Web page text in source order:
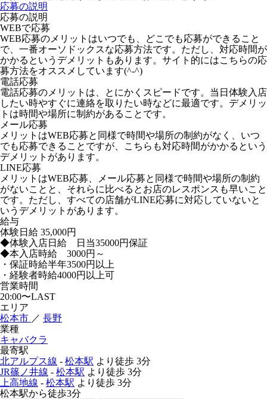
応募の説明
応募の説明
WEBで応募
WEB応募のメリットはいつでも、どこでも応募ができること
で、一番オーソドックスな応募方法です。ただし、対応時間が
かかるというデメリットもあります。サイト的にはこちらの応
募方法をオススメしています(^-^)
電話応募
電話応募のメリットは、とにかくスピードです。当日体験入店
したい時やすぐに連絡を取りたい時などに最適です。デメリッ
トは時間や場所に制約があることです。
メール応募
メリットはWEB応募と同様で時間や場所の制約がなく、いつ
でも応募できることですが、こちらも対応時間がかかるという
デメリットがあります。
LINE応募
メリットはWEB応募、メール応募と同様で時間や場所の制約
がないことと、それらに比べるとお店のレスポンスも早いこと
です。ただし、すべての店舗がLINE応募に対応していないと
いうデメリットがあります。
給与
体験日給 35,000円
◆体験入店日給 日当35000円保証
◆本入店時給 3000円～
・保証時給半年3500円以上
・経験者時給4000円以上可
営業時間
20:00〜LAST
エリア
松本市 ／ 長野
業種
キャバクラ
最寄駅
北アルプス線 - 松本駅 より徒歩 3分
JR篠ノ井線 - 松本駅 より徒歩 3分
上高地線 - 松本駅 より徒歩 3分
松本駅から徒歩3分